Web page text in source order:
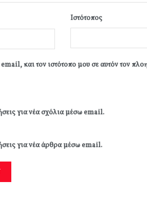
Ιστότοπος
και τον ιστότοπο μου σε αυτόν τον
για νέα σχόλια μέσω email.
για νέα άρθρα μέσω email.